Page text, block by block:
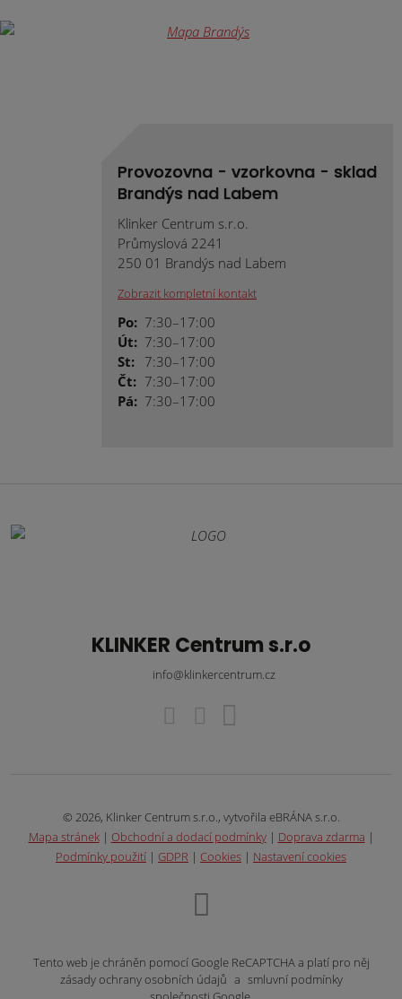
Provozovna - vzorkovna - sklad
Brandýs nad Labem
Klinker Centrum s.r.o.
Průmyslová 2241
250 01 Brandýs nad Labem
Zobrazit kompletní kontakt
Po: 7:30–17:00
Út: 7:30–17:00
St: 7:30–17:00
Čt: 7:30–17:00
Pá: 7:30–17:00
KLINKER Centrum s.r.o
info@klinkercentrum.cz
© 2026, Klinker Centrum s.r.o., vytvořila eBRÁNA s.r.o.
Mapa stránek| Obchodní a dodací podmínky| Doprava zdarma |
Podmínky použití | GDPR | Cookies | Nastavení cookies
Tento web je chráněn pomocí Google ReCAPTCHA a platí pro něj
zásady ochrany osobních údajů a smluvní podmínky